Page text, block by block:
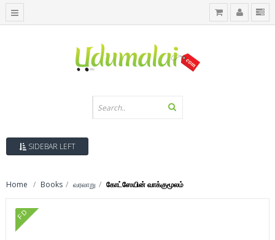
SIDEBAR LEFT
Home Books வரலாறு கோட்ஸேயின் வாக்குமூலம்
FD